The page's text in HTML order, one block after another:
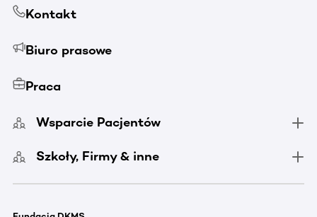
Kontakt
Biuro prasowe
Praca
Wsparcie Pacjentów
Szkoły, Firmy & inne